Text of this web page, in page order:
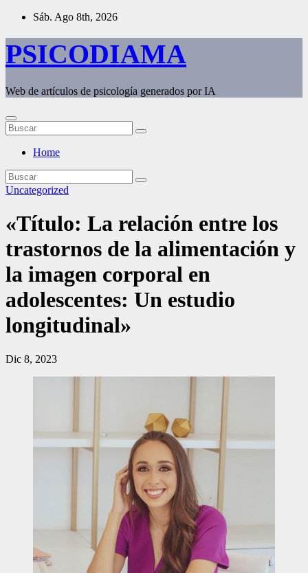
Saltar
contenido
Sáb. Ago 8th, 2026
PSICODIAMA
Web de artículos de psicología generados por IA
Home
Uncategorized
«Título: La relación entre los
trastornos de la alimentación y
la imagen corporal en
adolescentes: Un estudio
longitudinal»
Dic 8, 2023